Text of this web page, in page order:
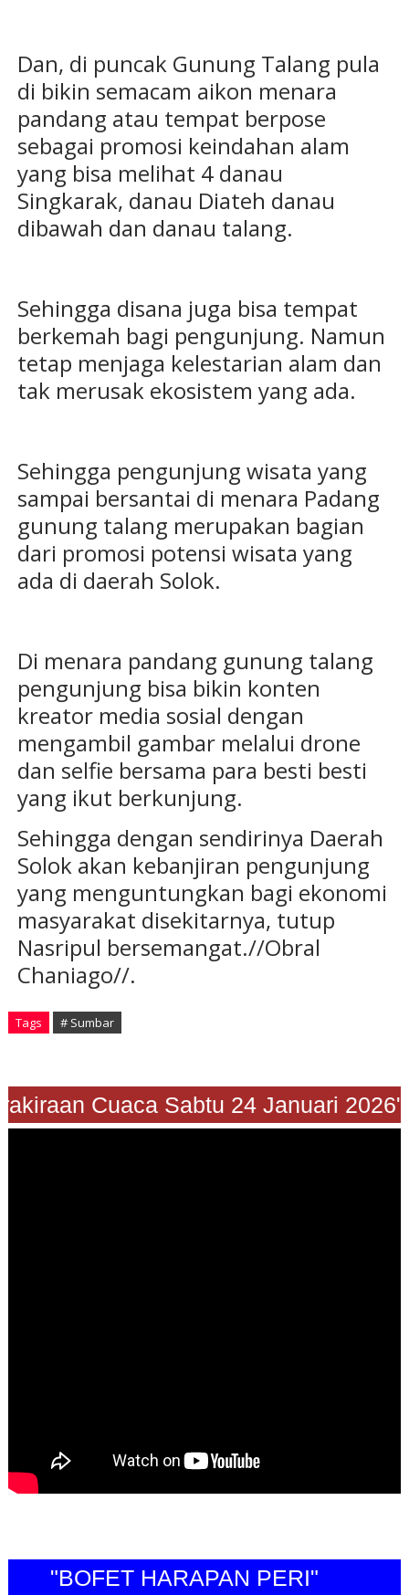
Dan, di puncak Gunung Talang pula
di bikin semacam aikon menara
pandang atau tempat berpose
sebagai promosi keindahan alam
yang bisa melihat 4 danau
Singkarak, danau Diateh danau
dibawah dan danau talang.
Sehingga disana juga bisa tempat
berkemah bagi pengunjung. Namun
tetap menjaga kelestarian alam dan
tak merusak ekosistem yang ada.
Sehingga pengunjung wisata yang
sampai bersantai di menara Padang
gunung talang merupakan bagian
dari promosi potensi wisata yang
ada di daerah Solok.
Di menara pandang gunung talang
pengunjung bisa bikin konten
kreator media sosial dengan
mengambil gambar melalui drone
dan selfie bersama para besti besti
yang ikut berkunjung.
Sehingga dengan sendirinya Daerah
Solok akan kebanjiran pengunjung
yang menguntungkan bagi ekonomi
masyarakat disekitarnya, tutup
Nasripul bersemangat.//Obral
Chaniago//.
Tags # Sumbar
Cuaca Sabtu 24 Januari
"BOFET HARAPAN PERI"